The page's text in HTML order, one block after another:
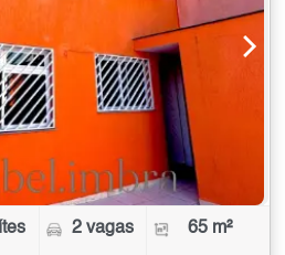
2 vagas 65 m²